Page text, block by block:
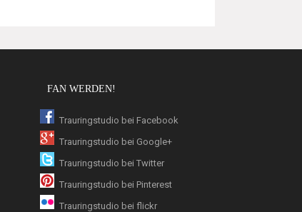
FAN WERDEN!
Trauringstudio bei Facebook
Trauringstudio bei Google+
Trauringstudio bei Twitter
Trauringstudio bei Pinterest
Trauringstudio bei flickr